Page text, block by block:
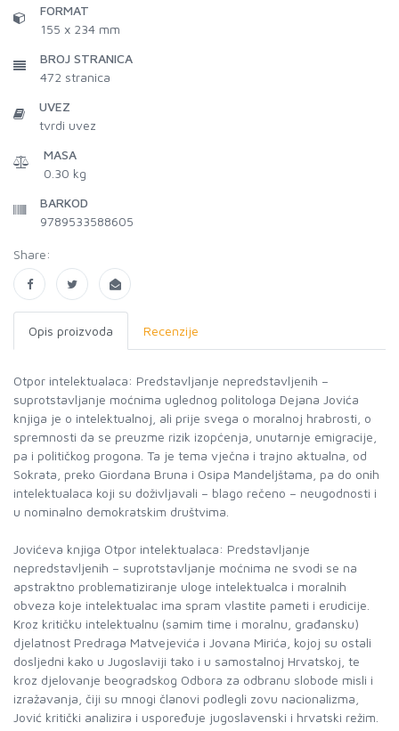
FORMAT
155 x 234 mm
BROJ STRANICA
472 stranica
UVEZ
tvrdi uvez
MASA
0.30 kg
BARKOD
9789533588605
Share:
Opis proizvoda Recenzije
Otpor intelektualaca: Predstavljanje nepredstavljenih –
suprotstavljanje moćnima uglednog politologa Dejana Jovića
knjiga je o intelektualnoj, ali prije svega o moralnoj hrabrosti, o
spremnosti da se preuzme rizik izopćenja, unutarnje emigracije,
pa i političkog progona. Ta je tema vječna i trajno aktualna, od
Sokrata, preko Giordana Bruna i Osipa Mandeljštama, pa do onih
intelektualaca koji su doživljavali – blago rečeno – neugodnosti i
u nominalno demokratskim društvima.
Jovićeva knjiga Otpor intelektualaca: Predstavljanje
nepredstavljenih – suprotstavljanje moćnima ne svodi se na
apstraktno problematiziranje uloge intelektualca i moralnih
obveza koje intelektualac ima spram vlastite pameti i erudicije.
Kroz kritičku intelektualnu (samim time i moralnu, građansku)
djelatnost Predraga Matvejevića i Jovana Mirića, kojoj su ostali
dosljedni kako u Jugoslaviji tako i u samostalnoj Hrvatskoj, te
kroz djelovanje beogradskog Odbora za odbranu slobode misli i
izražavanja, čiji su mnogi članovi podlegli zovu nacionalizma,
Jović kritički analizira i uspoređuje jugoslavenski i hrvatski režim.